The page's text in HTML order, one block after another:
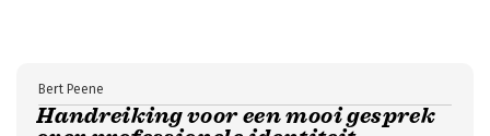
Handreiking voor een mooi gesprek
Bert Peene